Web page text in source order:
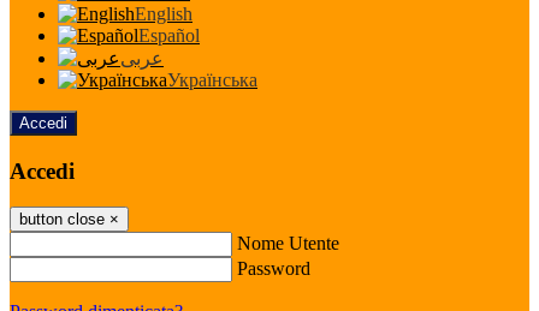
English
Español
عربى
Українська
Accedi
Accedi
button close ×
Nome Utente
Password